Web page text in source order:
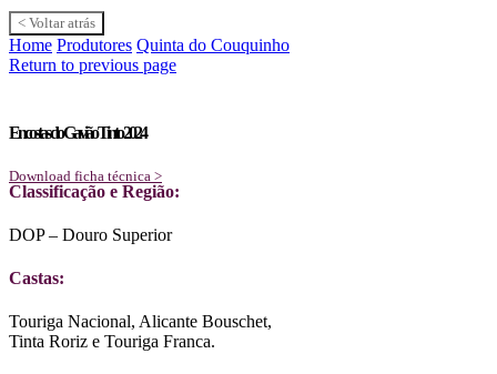
< Voltar atrás
Home Produtores Quinta do Couquinho
Return to previous page
Encostas do Gavião Tinto 2024
Download ficha técnica >
Classificação e Região:
DOP – Douro Superior
Castas:
Touriga Nacional, Alicante Bouschet,
Tinta Roriz e Touriga Franca.